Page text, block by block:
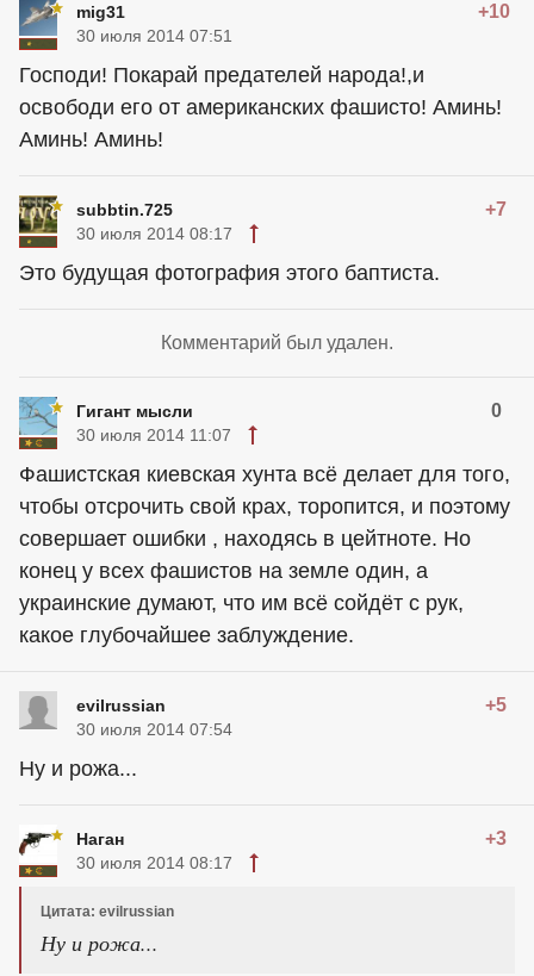
mig31 +10
30 июля 2014 07:51
Господи! Покарай предателей народа!,и
освободи его от американских фашисто! Аминь!
Аминь! Аминь!
subbtin.725 +7
30 июля 2014 08:17
Это будущая фотография этого баптиста.
Комментарий был удален.
Гигант мысли 0
30 июля 2014 11:07
Фашистская киевская хунта всё делает для того,
чтобы отсрочить свой крах, торопится, и поэтому
совершает ошибки , находясь в цейтноте. Но
конец у всех фашистов на земле один, а
украинские думают, что им всё сойдёт с рук,
какое глубочайшее заблуждение.
evilrussian +5
30 июля 2014 07:54
Ну и рожа...
Наган +3
30 июля 2014 08:17
Цитата: evilrussian
Ну и рожа...